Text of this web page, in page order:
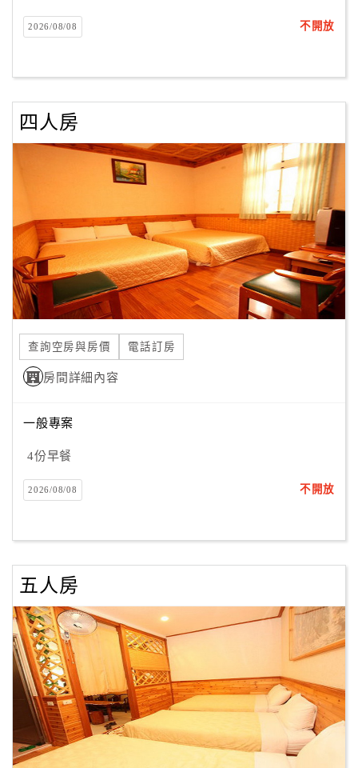
戶
客
服
聯
線
上
客
服
紅
利
查
訂
房
Q&A
旅
卡
訂
房
請
款
據
2026/08/08 不開放
四人房
查詢空房與房價 電話訂房
房間詳細內容
一般專案
4份早餐
2026/08/08 不開放
五人房